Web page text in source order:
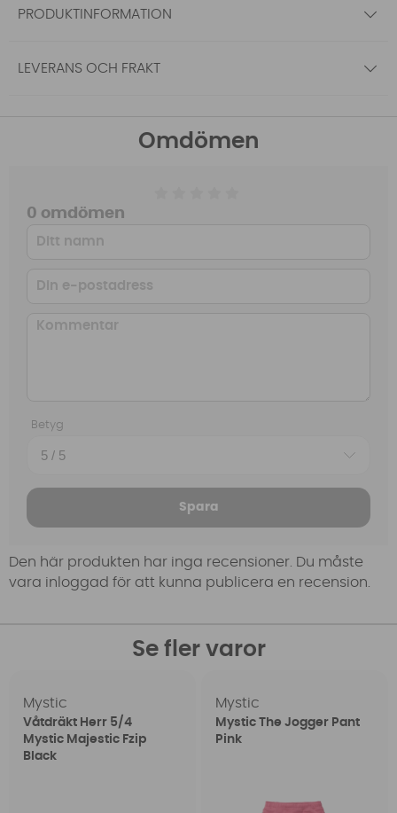
PRODUKTINFORMATION
LEVERANS OCH FRAKT
Omdömen
0 omdömen
Betyg
Spara
Den här produkten har inga recensioner. Du måste
vara inloggad för att kunna publicera en recension.
Se fler varor
Mystic
Våtdräkt Herr 5/4
Mystic Majestic Fzip
Black
Mystic
Mystic The Jogger Pant
Pink